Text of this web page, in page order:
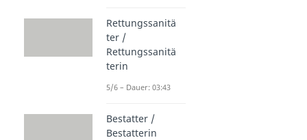
Rettungssanitä
ter /
Rettungssanitä
terin
5/6 – Dauer: 03:43
Bestatter /
Bestatterin